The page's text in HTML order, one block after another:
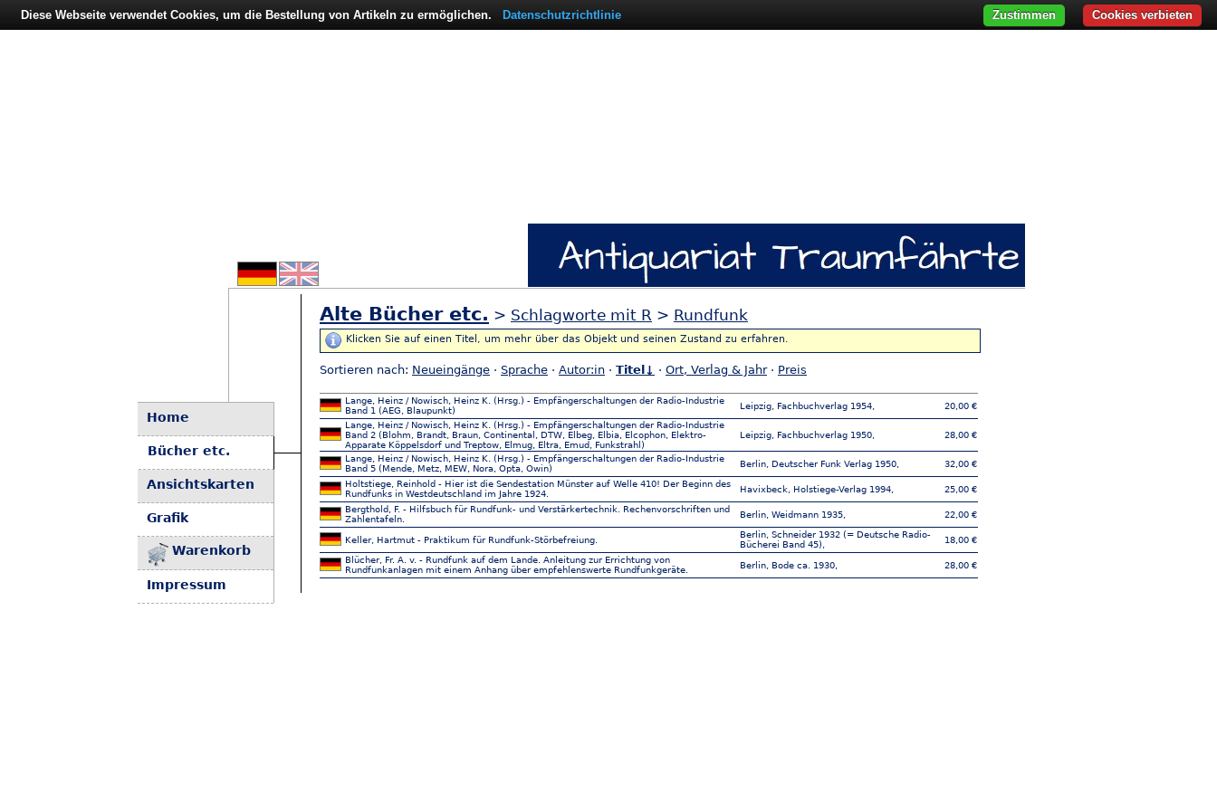
Home
Bücher etc.
Ansichtskarten
Grafik
Warenkorb
Impressum
Alte Bücher etc. > Schlagworte mit R > Rundfunk
Klicken Sie auf einen Titel, um mehr über das Objekt und seinen Zustand zu erfahren.
Sortieren nach: Neueingänge · Sprache · Autor:in · Titel↓ · Ort, Verlag & Jahr· Preis
Lange, Heinz / Nowisch, Heinz K. (Hrsg.) - Empfängerschaltungen der Radio-Industrie
Band 1 (AEG, Blaupunkt)
Leipzig, Fachbuchverlag 1954,
20,00 €
Lange, Heinz / Nowisch, Heinz K. (Hrsg.) - Empfängerschaltungen der Radio-Industrie
Band 2 (Blohm, Brandt, Braun, Continental, DTW, Elbeg, Elbia, Elcophon, Elektro-
Apparate Köppelsdorf und Treptow, Elmug, Eltra, Emud, Funkstrahl)
Leipzig, Fachbuchverlag 1950, 28,00 €
Lange, Heinz / Nowisch, Heinz K. (Hrsg.) - Empfängerschaltungen der Radio-Industrie
Band 5 (Mende, Metz, MEW, Nora, Opta, Owin)
Berlin, Deutscher Funk Verlag 1950,
32,00 €
Holtstiege, Reinhold - Hier ist die Sendestation Münster auf Welle 410! Der Beginn des
Rundfunks in Westdeutschland im Jahre 1924.
Havixbeck, Holstiege-Verlag 1994,
25,00 €
Bergthold, F. - Hilfsbuch für Rundfunk- und Verstärkertechnik. Rechenvorschriften und
Zahlentafeln.
Berlin, Weidmann 1935, 22,00 €
Keller, Hartmut - Praktikum für Rundfunk-Störbefreiung.
Berlin, Schneider 1932 (= Deutsche Radio-
Bücherei Band 45),
18,00 €
Blücher, Fr. A. v. - Rundfunk auf dem Lande. Anleitung zur Errichtung von
Rundfunkanlagen mit einem Anhang über empfehlenswerte Rundfunkgeräte.
Berlin, Bode ca. 1930, 28,00 €
Diese Webseite verwendet Cookies, um die Bestellung von Artikeln zu ermöglichen. Datenschutzrichtlinie Cookies verbieten
Zustimmen